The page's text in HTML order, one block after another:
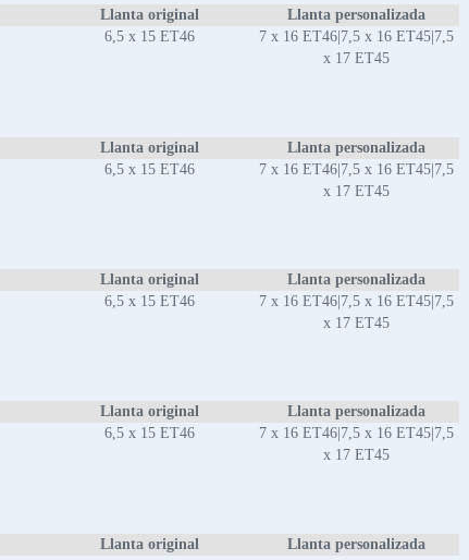
Llanta original
Llanta personalizada
6,5 x 15 ET46
7 x 16 ET46|7,5 x 16 ET45|7,5
x 17 ET45
Llanta original
Llanta personalizada
6,5 x 15 ET46
7 x 16 ET46|7,5 x 16 ET45|7,5
x 17 ET45
Llanta original
Llanta personalizada
6,5 x 15 ET46
7 x 16 ET46|7,5 x 16 ET45|7,5
x 17 ET45
Llanta original
Llanta personalizada
6,5 x 15 ET46
7 x 16 ET46|7,5 x 16 ET45|7,5
x 17 ET45
Llanta original
Llanta personalizada